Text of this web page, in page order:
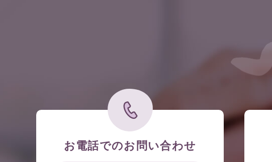
お電話でのお問い合わせ